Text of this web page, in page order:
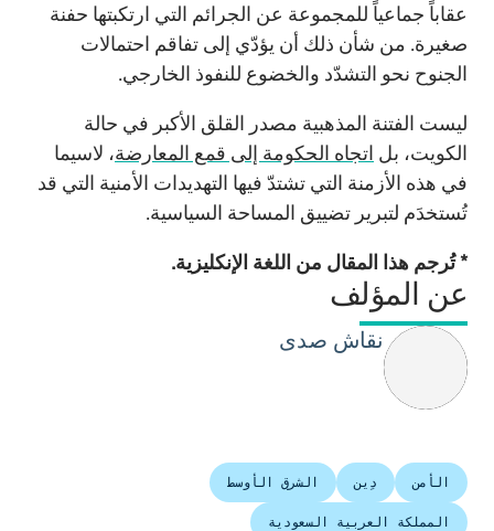
عقاباً جماعياً للمجموعة عن الجرائم التي ارتكبتها حفنة
صغيرة. من شأن ذلك أن يؤدّي إلى تفاقم احتمالات
الجنوح نحو التشدّد والخضوع للنفوذ الخارجي.
ليست الفتنة المذهبية مصدر القلق الأكبر في حالة
الكويت، بل اتجاه الحكومة إلى قمع المعارضة، لاسيما
في هذه الأزمنة التي تشتدّ فيها التهديدات الأمنية التي قد
تُستخدَم لتبرير تضييق المساحة السياسية.
* تُرجم هذا المقال من اللغة الإنكليزية.
عن المؤلف
نقاش صدى
الأمن دِين الشرق الأوسط
المملكة العربية السعودية